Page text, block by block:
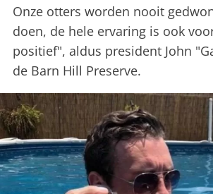
Onze otters worden nooit
doen, de hele ervaring is ook
positief", aldus president John
de Barn Hill Preserve.